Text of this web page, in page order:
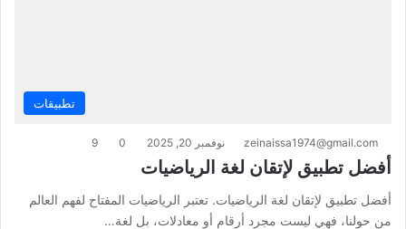
تطبيقات
zeinaissa1974@gmail.com نوفمبر 20, 2025 0
9
أفضل تطبيق لإتقان لغة الرياضيات
أفضل تطبيق لإتقان لغة الرياضيات. تعتبر الرياضيات المفتاح لفهم العالم
من حولنا، فهي ليست مجرد أرقام أو معادلات، بل لغة…